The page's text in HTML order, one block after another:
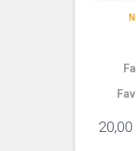
20,00